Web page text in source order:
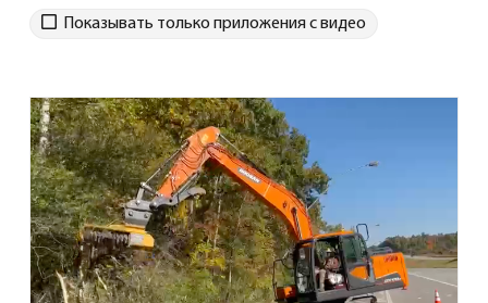
Показывать только приложения с видео